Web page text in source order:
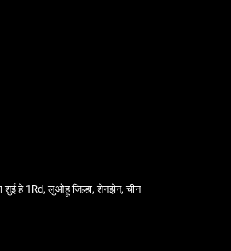
शुई हे 1Rd, लुओहू जिल्हा, शेनझेन, चीन